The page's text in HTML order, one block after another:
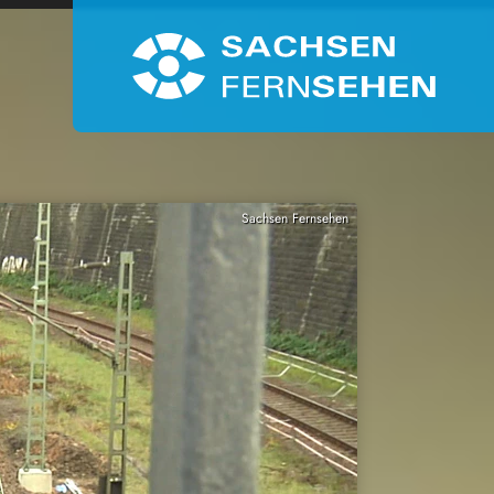
Sachsen Fernsehen